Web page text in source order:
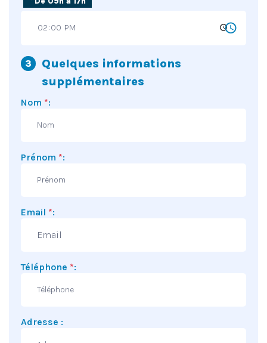
schedule
Quelques informations
supplémentaires
Nom *:
Prénom *:
Email *:
Téléphone *:
Adresse :